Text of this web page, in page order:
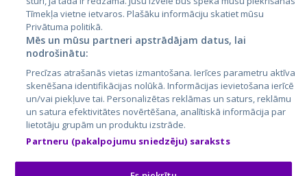
City24.lv
City24.ee
GetaPro.lv
GetaPro.ee
Skelbiu.lt
Autoplius.lt
Aruodas.lt
CVbankas.lt
Kainos.lt
Paslaugos.lt
auto24.ee
Osta.ee
KuldneBörs.ee
Tīmekļa vietne ietvaros. Plašāku informāciju skatiet mūsu
Privātuma politikā.
Mēs un mūsu partneri apstrādājam datus, lai
nodrošinātu:
Precīzas atrašanās vietas izmantošana. Ierīces parametru aktīva
skenēšana identifikācijas nolūkā. Informācijas ievietošana ierīcē
un/vai piekļuve tai. Personalizētas reklāmas un saturs, reklāmu
un satura efektivitātes novērtēšana, analītiskā informācija par
lietotāju grupām un produktu izstrāde.
Partneru (pakalpojumu sniedzēju) saraksts